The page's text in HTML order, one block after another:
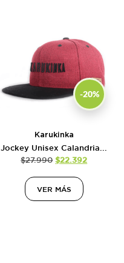
-20%
Karukinka
Jockey Unisex Calandria...
$27.990 $22.392
VER MÁS